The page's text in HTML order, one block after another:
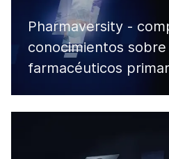
Pharmaversity -
conocimientos
farmacéuticos